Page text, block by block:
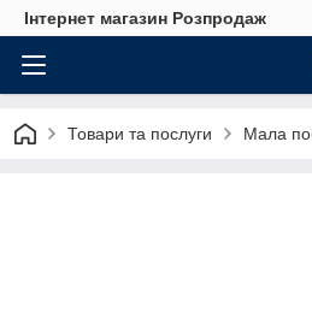
Інтернет магазин Розпродаж
Товари та послуги Мала